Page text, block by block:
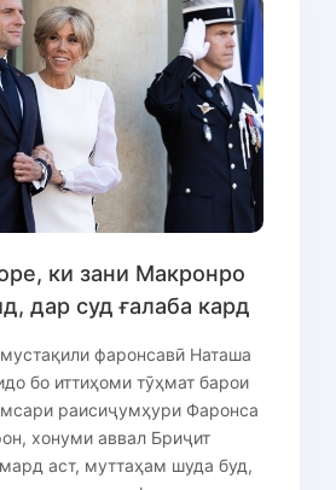
ки зани Макронро
дар суд ғалаба кард
фаронсавӣ Наташа
бо иттиҳоми тӯҳмат барои
раисиҷумҳури Фаронса
хонуми аввал Бриҷит
аст, муттаҳам шуда буд,